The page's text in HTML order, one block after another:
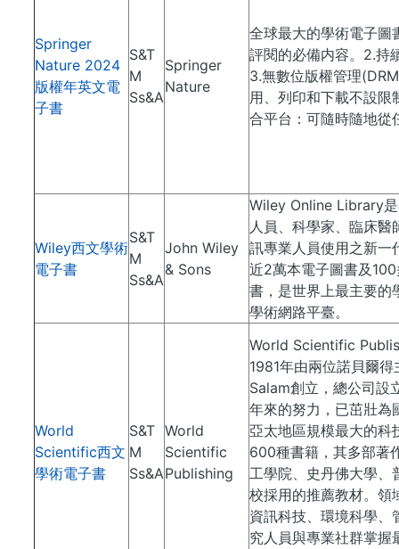
Springer
Nature 2024
版權年英文電
子書
S&T
M
Ss&A
Springer
Nature
全球最大的學術電子圖
評閱的必備内容。2.持
3.無數位版權管理
用、列印和下載不設
合平台：可隨時隨地從
Wiley西文學術
電子書
S&T
M
Ss&A
John Wiley
& Sons
Wiley Online Library
人員、科學家、臨床醫
訊專業人員使用之新一
近2萬本電子圖書及
書，是世界上最主要的
學術網路平臺。
World
Scientific西文
學術電子書
S&T
M
Ss&A
World
Scientific
Publishing
World Scientific
1981年由兩位諾貝爾
Salam創立，總公司設
年來的努力，已茁壯為
亞太地區規模最大的科
600種書籍，其多部著
工學院、史丹佛大學、
校採用的推薦教材。領
資訊科技、環境科學、
究人員與專業社群掌握